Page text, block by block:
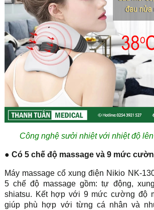
Công nghệ sưởi nhiệt với nhiệt độ
● Có 5 chế độ massage và 9 mức
Máy massage cổ xung điện Nikio NK-
5 chế độ massage gồm: tự động,
shiatsu. Kết hợp với 9 mức cường độ
giúp phù hợp với từng cá nhân và